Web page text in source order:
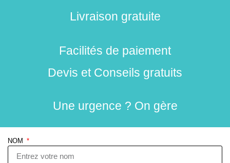
Livraison gratuite
Facilités de paiement
Devis et Conseils gratuits
Une urgence ? On gère
NOM